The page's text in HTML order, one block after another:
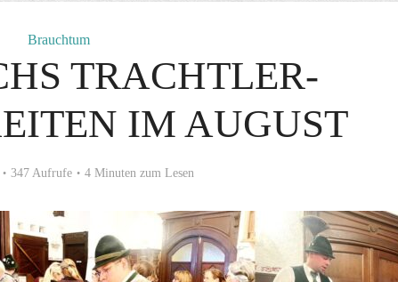
Brauchtum
TRACHTLER-
IM AUGUST
347 Aufrufe 4 Minuten zum Lesen